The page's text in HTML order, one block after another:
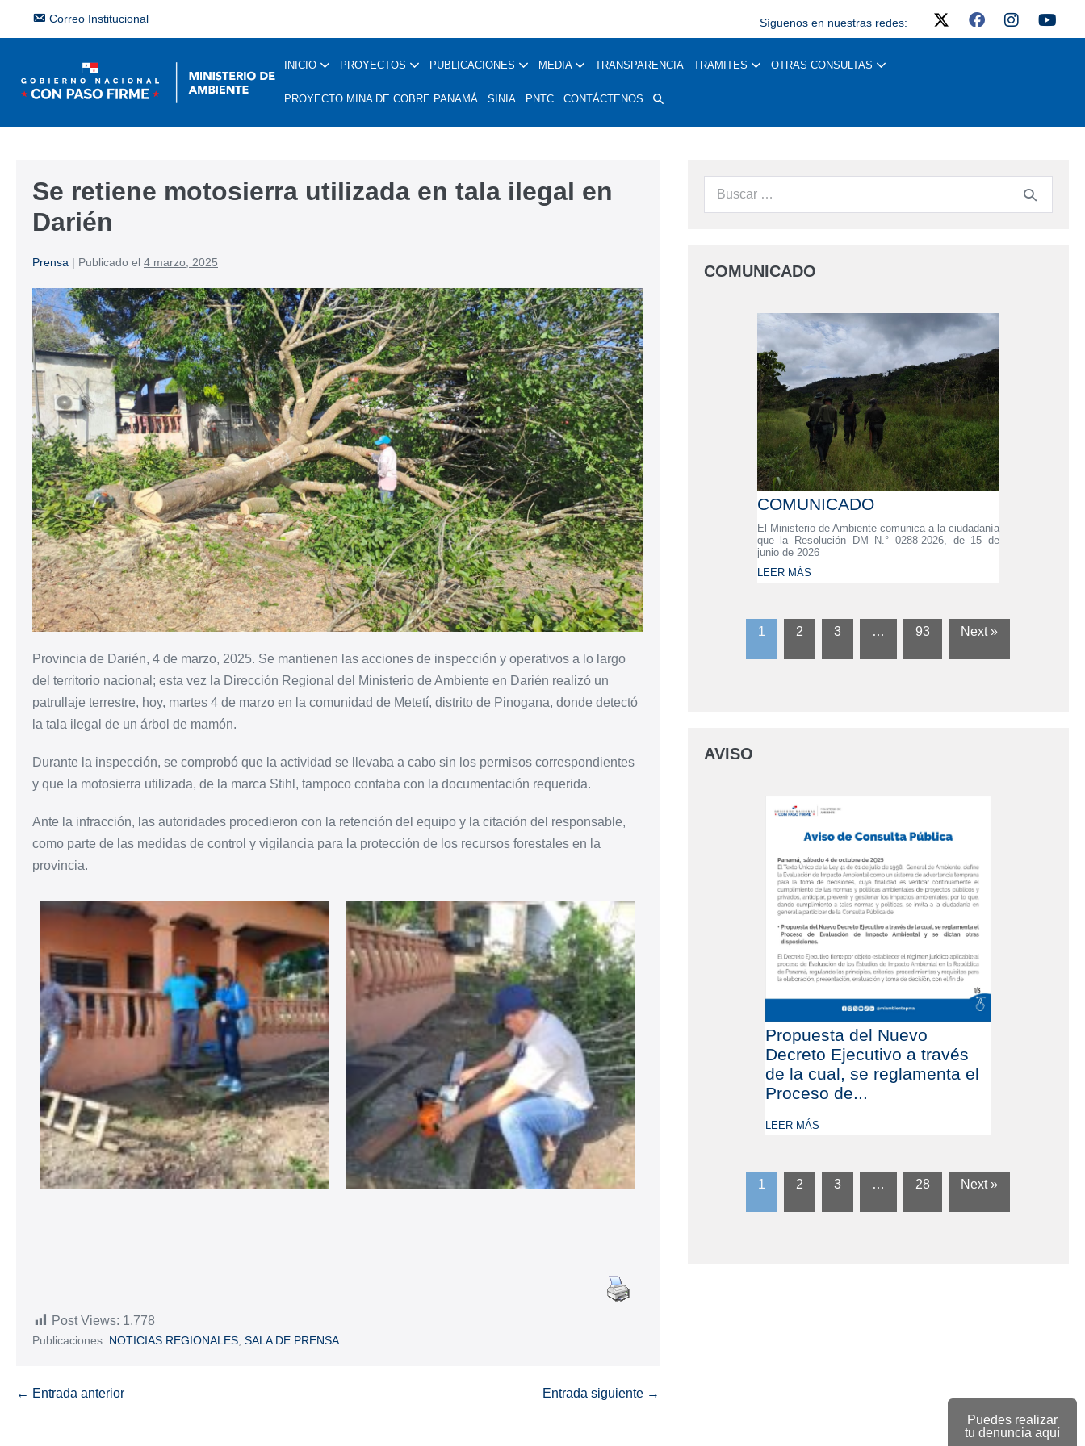
Puedes realizar
tu denuncia aquí
Correo Institucional Síguenos en nuestras redes:
INICIO PROYECTOS PUBLICACIONES MEDIA TRANSPARENCIA TRAMITES OTRAS CONSULTAS
PROYECTO MINA DE COBRE PANAMÁ SINIA PNTC CONTÁCTENOS
Se retiene motosierra utilizada en tala ilegal en
Darién
Prensa | Publicado el 4 marzo, 2025
Provincia de Darién, 4 de marzo, 2025. Se mantienen las acciones de inspección y operativos a lo largo
del territorio nacional; esta vez la Dirección Regional del Ministerio de Ambiente en Darién realizó un
patrullaje terrestre, hoy, martes 4 de marzo en la comunidad de Metetí, distrito de Pinogana, donde detectó
la tala ilegal de un árbol de mamón.
Durante la inspección, se comprobó que la actividad se llevaba a cabo sin los permisos correspondientes
y que la motosierra utilizada, de la marca Stihl, tampoco contaba con la documentación requerida.
Ante la infracción, las autoridades procedieron con la retención del equipo y la citación del responsable,
como parte de las medidas de control y vigilancia para la protección de los recursos forestales en la
provincia.
Post Views: 1.778
Publicaciones: NOTICIAS REGIONALES SALA DE PRENSA
← Entrada anterior Entrada siguiente →
COMUNICADO
COMUNICADO
El Ministerio de Ambiente comunica a la ciudadanía
que la Resolución DM N.° 0288-2026, de 15 de
junio de 2026
LEER MÁS
1 2 3 … 93 Next »
AVISO
Propuesta del Nuevo
Decreto Ejecutivo a través
de la cual, se reglamenta el
Proceso de...
LEER MÁS
1 2 3 … 28 Next »